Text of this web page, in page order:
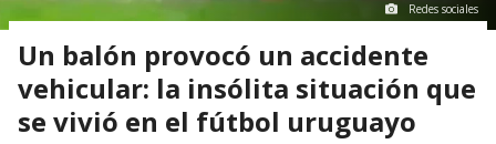
Redes sociales
Un balón provocó un accidente
vehicular: la insólita situación que
se vivió en el fútbol uruguayo